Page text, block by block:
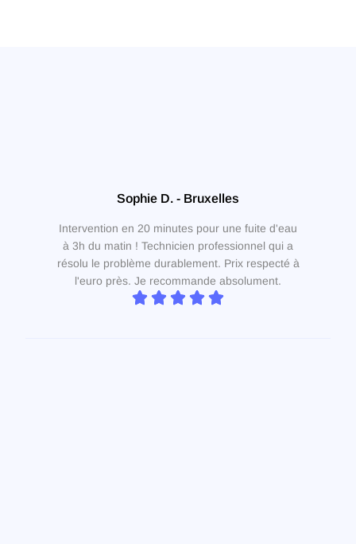
Sophie D. - Bruxelles
Intervention en 20 minutes pour une fuite d'eau
à 3h du matin ! Technicien professionnel qui a
résolu le problème durablement. Prix respecté à
l'euro près. Je recommande absolument.